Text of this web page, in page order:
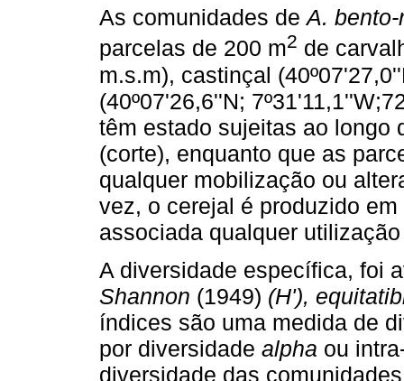
As comunidades deA.
parcelas de 200 m2 de
m.s.m), castinçal
(40º07'26,6''N;
têm estado sujeitas ao longo
(corte), enquanto que as
qualquer mobilização ou
vez, o cerejal é produzido
associada qualquer
A diversidade específica, foi
Shannon (1949) (H'),
índices são uma medida de
por diversidade alpha ou
diversidade das